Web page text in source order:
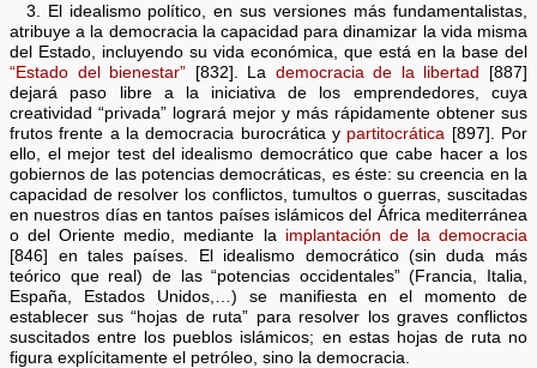
3. El idealismo político, en sus versiones más fundamentalistas,
atribuye a la democracia la capacidad para dinamizar la vida misma
del Estado, incluyendo su vida económica, que está en la base del
“Estado del bienestar” [832]. La democracia de la libertad [887]
dejará paso libre a la iniciativa de los emprendedores, cuya
creatividad “privada” logrará mejor y más rápidamente obtener sus
frutos frente a la democracia burocrática y partitocrática [897]. Por
ello, el mejor test del idealismo democrático que cabe hacer a los
gobiernos de las potencias democráticas, es éste: su creencia en la
capacidad de resolver los conflictos, tumultos o guerras, suscitadas
en nuestros días en tantos países islámicos del África mediterránea
o del Oriente medio, mediante la implantación de la democracia
[846] en tales países. El idealismo democrático (sin duda más
teórico que real) de las “potencias occidentales” (Francia, Italia,
España, Estados Unidos,…) se manifiesta en el momento de
establecer sus “hojas de ruta” para resolver los graves conflictos
suscitados entre los pueblos islámicos; en estas hojas de ruta no
figura explícitamente el petróleo, sino la democracia.